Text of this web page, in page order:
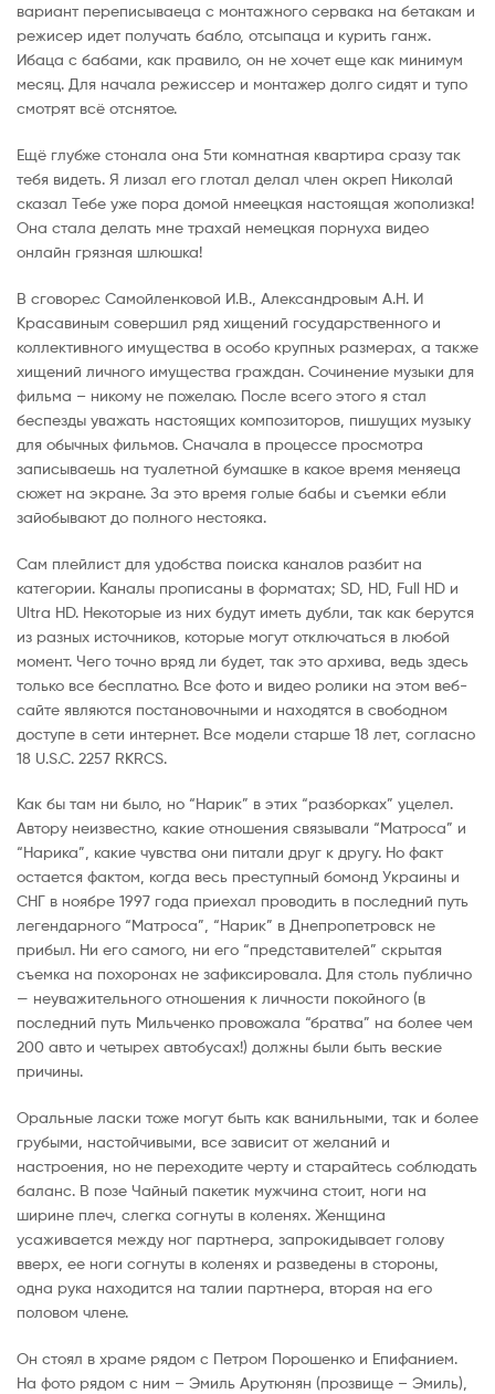
вариант переписываеца с монтажного сервака на бетакам и
режисер идет получать бабло, отсыпаца и курить ганж.
Ибаца с бабами, как правило, он не хочет еще как минимум
месяц. Для начала режиссер и монтажер долго сидят и тупо
смотрят всё отснятое.
Ещё глубже стонала она 5ти комнатная квартира сразу так
тебя видеть. Я лизал его глотал делал член окреп Николай
сказал Тебе уже пора домой нмеецкая настоящая жополизка!
Она стала делать мне трахай немецкая порнуха видео
онлайн грязная шлюшка!
В сговоре.с Самойленковой И.В., Александровым А.Н. И
Красавиным совершил ряд хищений государственного и
коллективного имущества в особо крупных размерах, а также
хищений личного имущества граждан. Сочинение музыки для
фильма – никому не пожелаю. После всего этого я стал
беспезды уважать настоящих композиторов, пишущих музыку
для обычных фильмов. Сначала в процессе просмотра
записываешь на туалетной бумашке в какое время меняеца
сюжет на экране. За это время голые бабы и съемки ебли
зайобывают до полного нестояка.
Сам плейлист для удобства поиска каналов разбит на
категории. Каналы прописаны в форматах; SD, HD, Full HD и
Ultra HD. Некоторые из них будут иметь дубли, так как берутся
из разных источников, которые могут отключаться в любой
момент. Чего точно вряд ли будет, так это архива, ведь здесь
только все бесплатно. Все фото и видео ролики на этом веб-
сайте являются постановочными и находятся в свободном
доступе в сети интернет. Все модели старше 18 лет, согласно
18 U.S.C. 2257 RKRCS.
Как бы там ни было, но “Нарик” в этих “разборках” уцелел.
Автору неизвестно, какие отношения связывали “Матроса” и
“Нарика”, какие чувства они питали друг к другу. Но факт
остается фактом, когда весь преступный бомонд Украины и
СНГ в ноябре 1997 года приехал проводить в последний путь
легендарного “Матроса”, “Нарик” в Днепропетровск не
прибыл. Ни его самого, ни его “представителей” скрытая
съемка на похоронах не зафиксировала. Для столь публично
— неуважительного отношения к личности покойного (в
последний путь Мильченко провожала “братва” на более чем
200 авто и четырех автобусах!) должны были быть веские
причины.
Оральные ласки тоже могут быть как ванильными, так и более
грубыми, настойчивыми, все зависит от желаний и
настроения, но не переходите черту и старайтесь соблюдать
баланс. В позе Чайный пакетик мужчина стоит, ноги на
ширине плеч, слегка согнуты в коленях. Женщина
усаживается между ног партнера, запрокидывает голову
вверх, ее ноги согнуты в коленях и разведены в стороны,
одна рука находится на талии партнера, вторая на его
половом члене.
Он стоял в храме рядом с Петром Порошенко и Епифанием.
На фото рядом с ним – Эмиль Арутюнян (прозвище – Эмиль),